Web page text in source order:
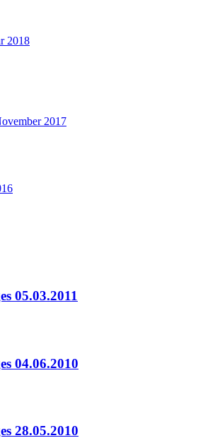
2018
2017
05.03.2011
04.06.2010
28.05.2010